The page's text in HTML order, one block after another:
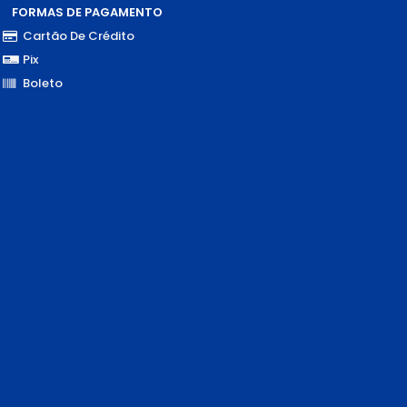
FORMAS DE PAGAMENTO
Cartão De Crédito
Pix
Boleto